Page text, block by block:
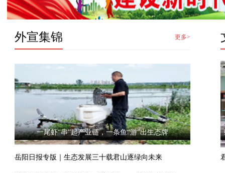
外宣集锦 更多>
一尾虾“串”起产业链，一条鱼“游”出生态牌
岳阳日报专版｜生态发展三十载君山逐绿向未来